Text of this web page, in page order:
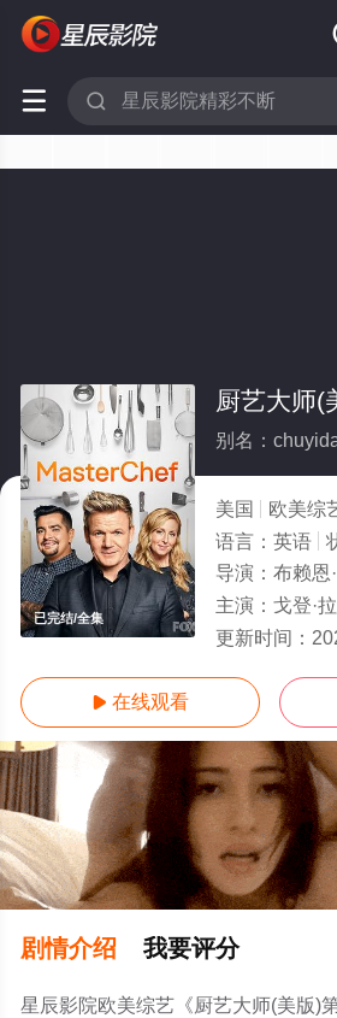
 
已完结/全集
别名：
美国 欧美综
语言： 英语
导演： 布赖恩
主演： 戈登·拉姆
更新时间：
 在线观看
剧情介绍 我要评分
星辰影院欧美综艺《厨艺大师(美版)